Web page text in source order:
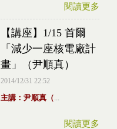
閱讀更多
【講座】1/15 首爾
「減少一座核電廠計
畫」（尹順真）
2014/12/31 22:52
主講：尹順真（...
閱讀更多